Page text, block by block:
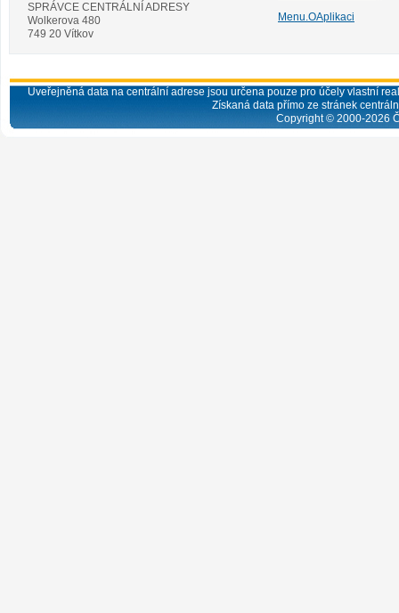
SPRÁVCE CENTRÁLNÍ ADRESY
Wolkerova 480
749 20 Vítkov
Menu.OAplikaci
Uveřejněná data na centrální adrese jsou určena pouze pro účely vlastní
Získaná data přímo ze stránek
Copyright © 2000-2026